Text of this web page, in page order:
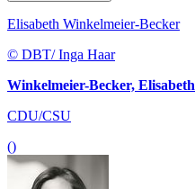
Elisabeth Winkelmeier-Becker
© DBT/ Inga Haar
Winkelmeier-Becker, Elisabeth
CDU/CSU
()